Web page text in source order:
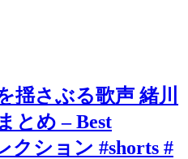
揺さぶる歌声 緒川
とめ – Best
クション #shorts #